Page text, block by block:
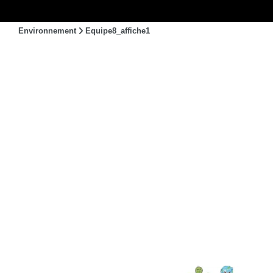
Environnement Equipe8_affiche1